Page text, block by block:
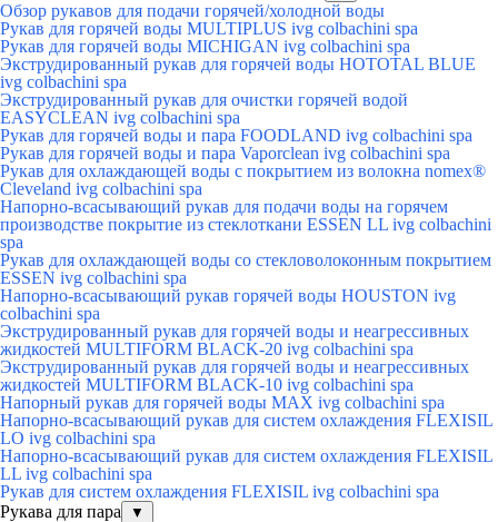
Обзор рукавов для подачи горячей/холодной воды
Рукав для горячей воды MULTIPLUS ivg colbachini spa
Рукав для горячей воды MICHIGAN ivg colbachini spa
Экструдированный рукав для горячей воды HOTOTAL BLUE
ivg colbachini spa
Экструдированный рукав для очистки горячей водой
EASYCLEAN ivg colbachini spa
Рукав для горячей воды и пара FOODLAND ivg colbachini spa
Рукав для горячей воды и пара Vaporclean ivg colbachini spa
Рукав для охлаждающей воды с покрытием из волокна nomex®
Cleveland ivg colbachini spa
Напорно-всасывающий рукав для подачи воды на горячем
производстве покрытие из стеклоткани ESSEN LL ivg colbachini
spa
Рукав для охлаждающей воды со стекловолоконным покрытием
ESSEN ivg colbachini spa
Напорно-всасывающий рукав горячей воды HOUSTON ivg
colbachini spa
Экструдированный рукав для горячей воды и неагрессивных
жидкостей MULTIFORM BLACK-20 ivg colbachini spa
Экструдированный рукав для горячей воды и неагрессивных
жидкостей MULTIFORM BLACK-10 ivg colbachini spa
Напорный рукав для горячей воды MAX ivg colbachini spa
Напорно-всасывающий рукав для систем охлаждения FLEXISIL
LO ivg colbachini spa
Напорно-всасывающий рукав для систем охлаждения FLEXISIL
LL ivg colbachini spa
Рукав для систем охлаждения FLEXISIL ivg colbachini spa
Рукава для пара
▼